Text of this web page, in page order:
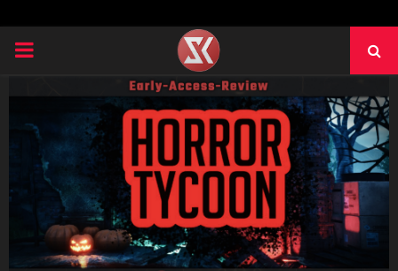
PRIMARY
MENU